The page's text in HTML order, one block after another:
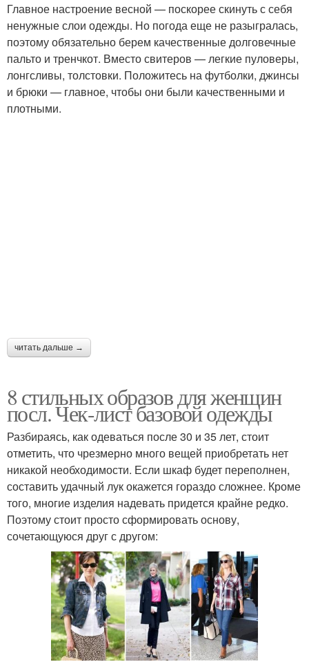
Главное настроение весной — поскорее скинуть с себя
ненужные слои одежды. Но погода еще не разыгралась,
поэтому обязательно берем качественные долговечные
пальто и тренчкот. Вместо свитеров — легкие пуловеры,
лонгсливы, толстовки. Положитесь на футболки, джинсы
и брюки — главное, чтобы они были качественными и
плотными.
читать дальше →
8 стильных образов для женщин
посл. Чек-лист базовой одежды
Разбираясь, как одеваться после 30 и 35 лет, стоит
отметить, что чрезмерно много вещей приобретать нет
никакой необходимости. Если шкаф будет переполнен,
составить удачный лук окажется гораздо сложнее. Кроме
того, многие изделия надевать придется крайне редко.
Поэтому стоит просто сформировать основу,
сочетающуюся друг с другом: